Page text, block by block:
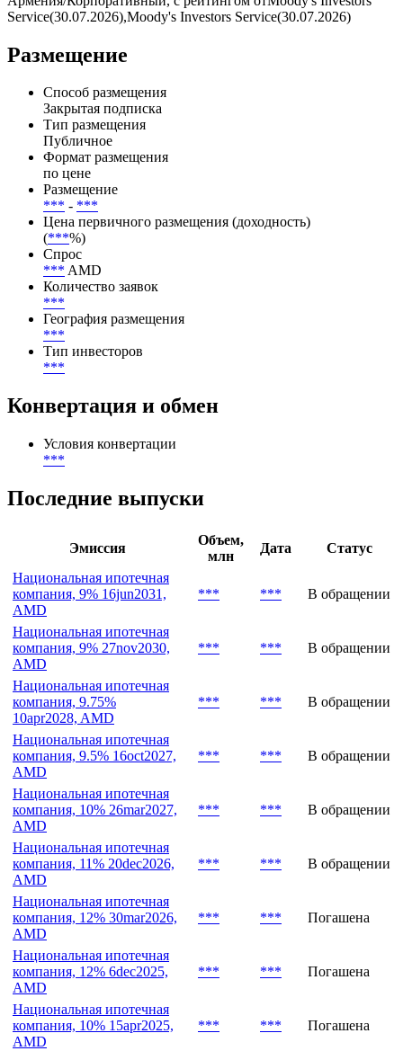
Service(30.07.2026),Moody's Investors Service(30.07.2026)
Размещение
Способ размещения
Закрытая подписка
Тип размещения
Публичное
Формат размещения
по цене
Размещение
*** - ***
Цена первичного размещения (доходность)
(***%)
Спрос
*** AMD
Количество заявок
***
География размещения
***
Тип инвесторов
***
Конвертация и обмен
Условия конвертации
***
Последние выпуски
Эмиссия
Объем,
млн
Дата
Статус
Национальная ипотечная
компания, 9% 16jun2031,
AMD
*** *** В обращении
Национальная ипотечная
компания, 9% 27nov2030,
AMD
*** *** В обращении
Национальная ипотечная
компания, 9.75%
10apr2028, AMD
*** *** В обращении
Национальная ипотечная
компания, 9.5% 16oct2027,
AMD
*** *** В обращении
Национальная ипотечная
компания, 10% 26mar2027,
AMD
*** *** В обращении
Национальная ипотечная
компания, 11% 20dec2026,
AMD
*** *** В обращении
Национальная ипотечная
компания, 12% 30mar2026,
AMD
*** *** Погашена
Национальная ипотечная
компания, 12% 6dec2025,
AMD
*** *** Погашена
Национальная ипотечная
компания, 10% 15apr2025,
AMD
*** *** Погашена